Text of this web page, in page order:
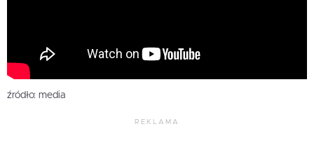
źródło: media
REKLAMA